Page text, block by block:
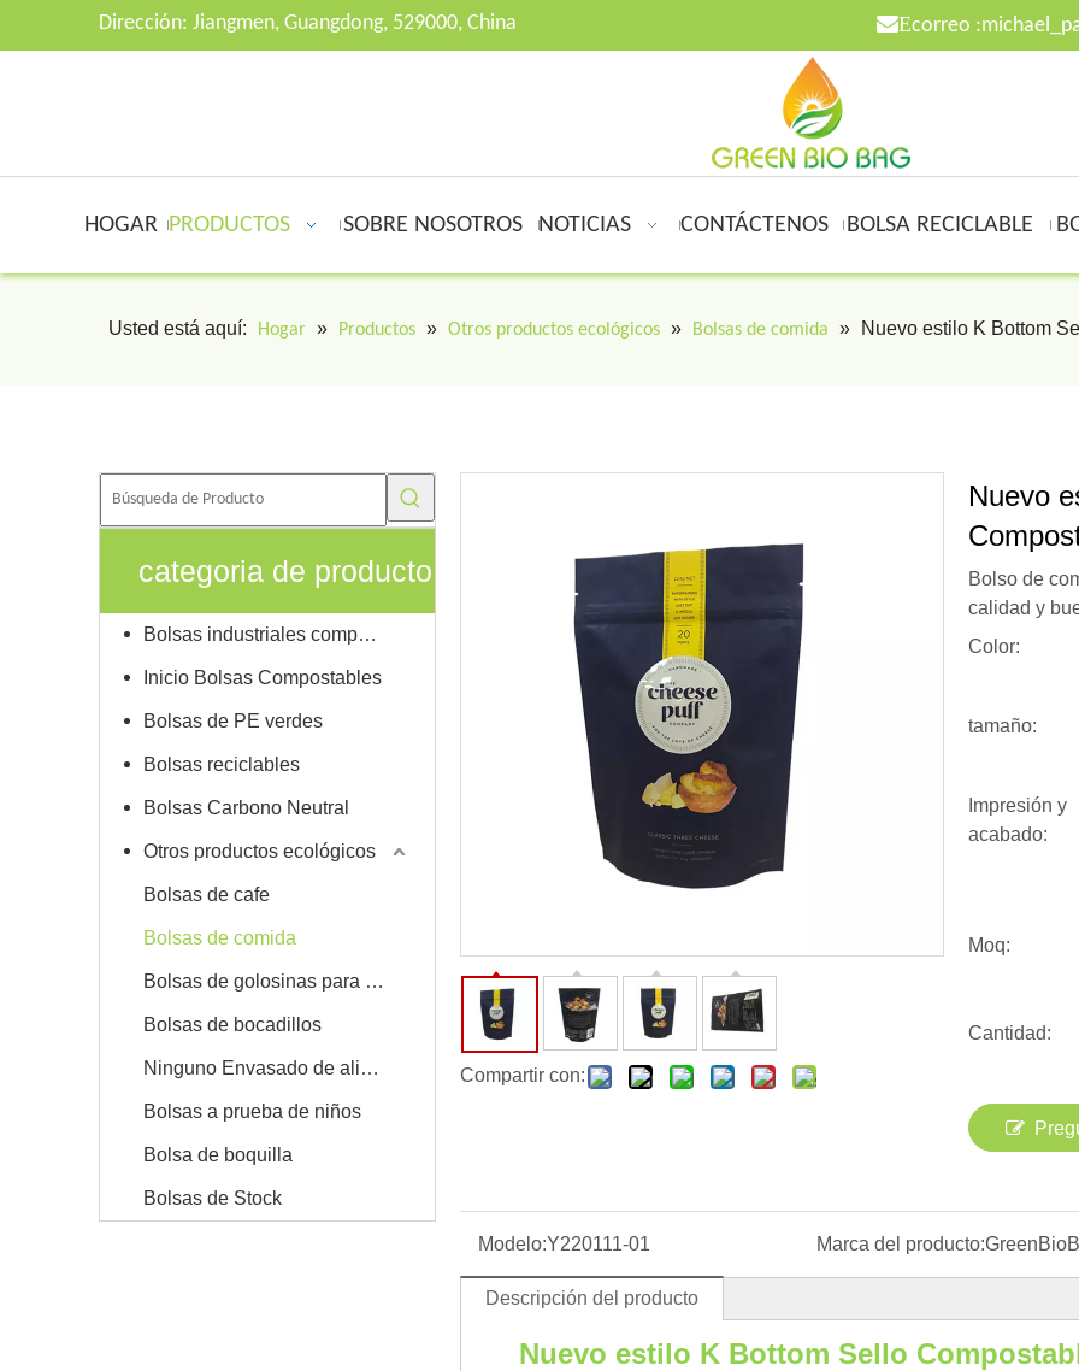
Dirección: Jiangmen, Guangdong, 529000, China Ecorreo :
HOGAR PRODUCTOS SOBRE NOSOTROS NOTICIAS CONTÁCTENOS BOLSA RECICLABLE
Usted está aquí: Hogar » Productos » Otros productos ecológicos » Bolsas de comida » Nuevo estilo K Bottom
categoria de producto
Bolsas industriales compostables
Inicio Bolsas Compostables
Bolsas de PE verdes
Bolsas reciclables
Bolsas Carbono Neutral
Otros productos ecológicos
Bolsas de cafe
Bolsas de comida
Bolsas de golosinas para mascotas
Bolsas de bocadillos
Ninguno Envasado de alimentos
Bolsas a prueba de niños
Bolsa de boquilla
Bolsas de Stock
Compartir con:
Nuevo
Bolso de
calidad y
Color:
tamaño:
Impresión y
acabado:
Moq:
Cantidad:
Modelo:Y220111-01 Marca del producto:
Descripción del producto
Nuevo estilo K Bottom Sello